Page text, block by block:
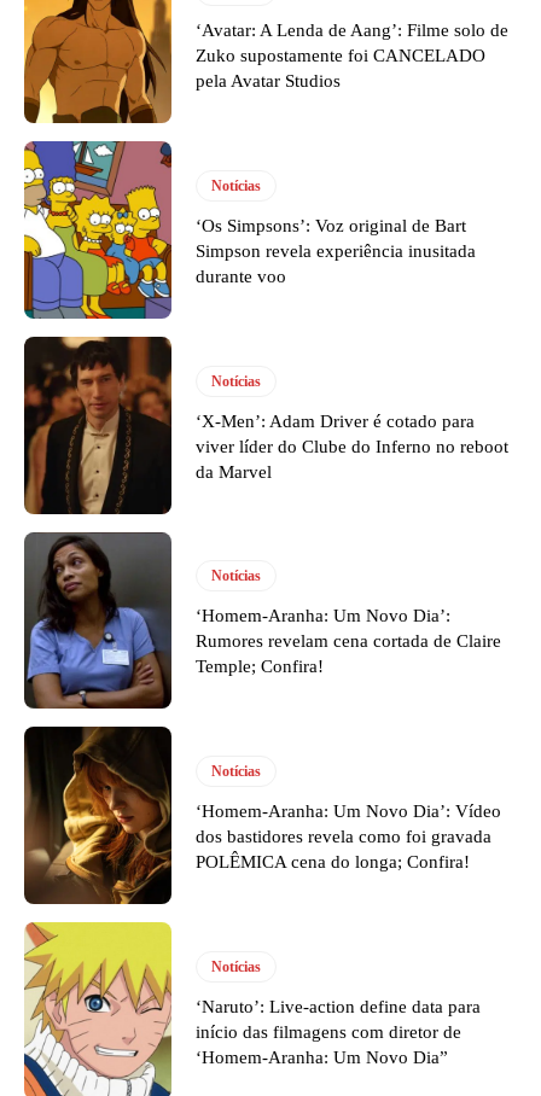
‘Avatar: A Lenda de Aang’: Filme solo de
Zuko supostamente foi CANCELADO
pela Avatar Studios
Notícias
‘Os Simpsons’: Voz original de Bart
Simpson revela experiência inusitada
durante voo
Notícias
‘X-Men’: Adam Driver é cotado para
viver líder do Clube do Inferno no reboot
da Marvel
Notícias
‘Homem-Aranha: Um Novo Dia’:
Rumores revelam cena cortada de Claire
Temple; Confira!
Notícias
‘Homem-Aranha: Um Novo Dia’: Vídeo
dos bastidores revela como foi gravada
POLÊMICA cena do longa; Confira!
Notícias
‘Naruto’: Live-action define data para
início das filmagens com diretor de
‘Homem-Aranha: Um Novo Dia”